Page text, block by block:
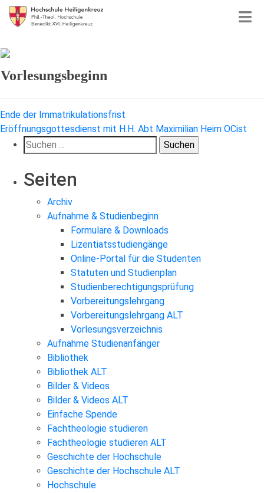
Vorlesungsbeginn
Beitragsnavigation
Ende der Immatrikulationsfrist
Eröffnungsgottesdienst mit H.H. Abt Maximilian Heim OCist
Suchen
nach:
Seiten
Archiv
Aufnahme & Studienbeginn
Formulare & Downloads
Lizentiatsstudiengänge
Online-Portal für die Studenten
Statuten und Studienplan
Studienberechtigungsprüfung
Vorbereitungslehrgang
Vorbereitungslehrgang ALT
Vorlesungsverzeichnis
Aufnahme Studienanfänger
Bibliothek
Bibliothek ALT
Bilder & Videos
Bilder & Videos ALT
Einfache Spende
Fachtheologie studieren
Fachtheologie studieren ALT
Geschichte der Hochschule
Geschichte der Hochschule ALT
Hochschule